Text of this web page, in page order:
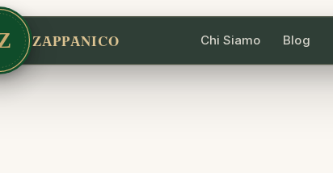
ZAPPANICO Chi Siamo Blog